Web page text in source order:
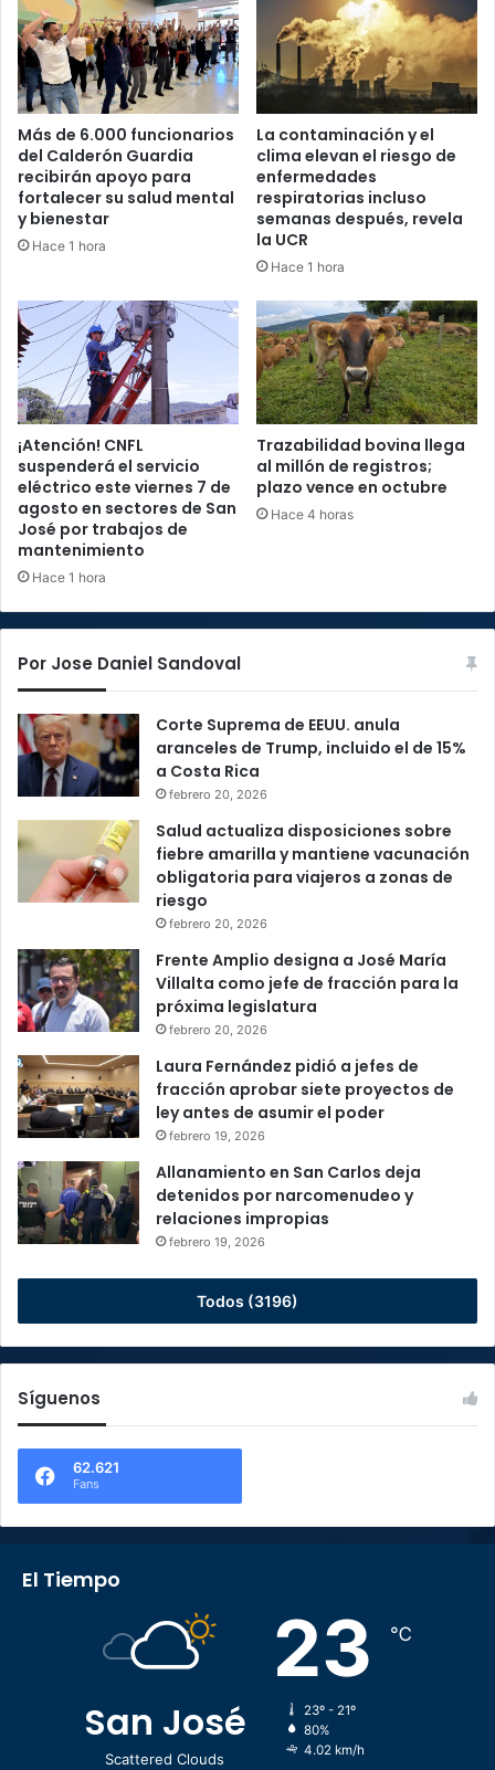
Más de 6.000 funcionarios
del Calderón Guardia
recibirán apoyo para
fortalecer su salud mental
y bienestar
Hace 1 hora
La contaminación y el
clima elevan el riesgo de
enfermedades
respiratorias incluso
semanas después, revela
la UCR
Hace 1 hora
¡Atención! CNFL
suspenderá el servicio
eléctrico este viernes 7 de
agosto en sectores de San
José por trabajos de
mantenimiento
Hace 1 hora
Trazabilidad bovina llega
al millón de registros;
plazo vence en octubre
Hace 4 horas
Por Jose Daniel Sandoval
Corte Suprema de EEUU. anula
aranceles de Trump, incluido el de 15%
a Costa Rica
febrero 20, 2026
Salud actualiza disposiciones sobre
fiebre amarilla y mantiene vacunación
obligatoria para viajeros a zonas de
riesgo
febrero 20, 2026
Frente Amplio designa a José María
Villalta como jefe de fracción para la
próxima legislatura
febrero 20, 2026
Laura Fernández pidió a jefes de
fracción aprobar siete proyectos de
ley antes de asumir el poder
febrero 19, 2026
Allanamiento en San Carlos deja
detenidos por narcomenudeo y
relaciones impropias
febrero 19, 2026
Todos (3196)
Síguenos
62.621
Fans
El Tiempo
San José
Scattered Clouds
23 ℃
23º - 21º
80%
4.02 km/h